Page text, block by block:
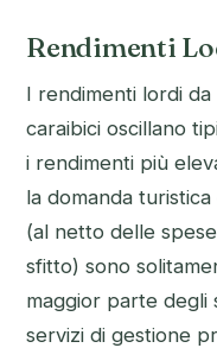
Rendimenti
I rendimenti lordi da
caraibici oscillano
i rendimenti più
la domanda
(al netto delle
sfitto) sono
maggior parte degli
servizi di gestione